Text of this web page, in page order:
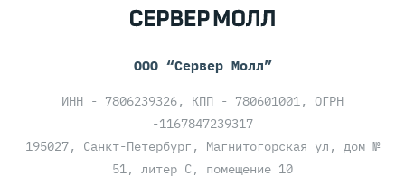
ООО “Сервер Молл”
ИНН - 7806239326, КПП - 780601001, ОГРН
-1167847239317
195027, Санкт-Петербург, Магнитогорская ул, дом №
51, литер С, помещение 10